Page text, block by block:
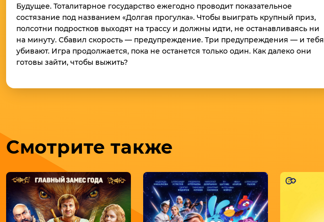
Будущее. Тоталитарное государство ежегодно проводит показательное
состязание под названием «Долгая прогулка». Чтобы выиграть крупный приз,
полсотни подростков выходят на трассу и должны идти, не останавливаясь ни
на минуту. Сбавил скорость — предупреждение. Три предупреждения — и тебя
убивают. Игра продолжается, пока не останется только один. Как далеко они
готовы зайти, чтобы выжить?
Смотрите также